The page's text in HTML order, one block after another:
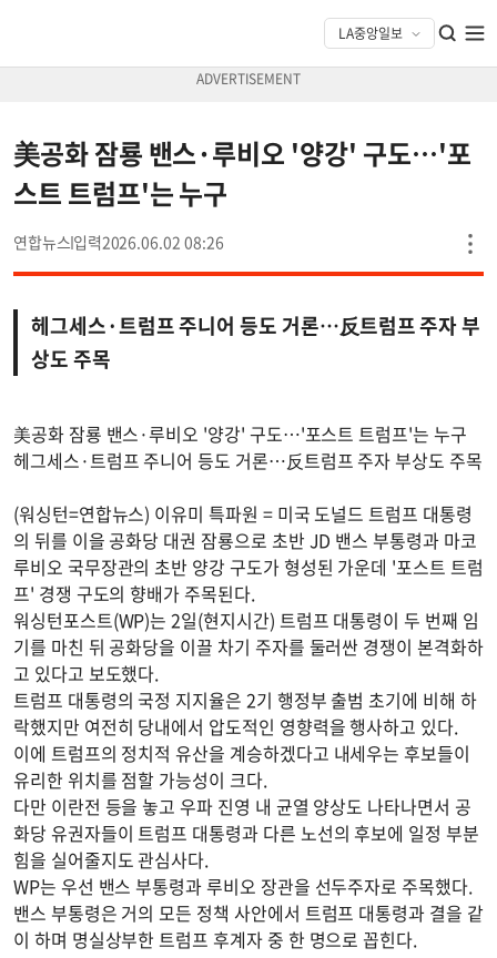
美공화 잠룡 밴스·루비오 '양강' 구도…'포
스트 트럼프'는 누구
연합뉴스 2026.06.02 08:26
헤그세스·트럼프 주니어 등도 거론…反트럼프 주자 부
상도 주목
美공화 잠룡 밴스·루비오 '양강' 구도…'포스트 트럼프'는 누구
헤그세스·트럼프 주니어 등도 거론…反트럼프 주자 부상도 주목
(워싱턴=연합뉴스) 이유미 특파원 = 미국 도널드 트럼프 대통령
의 뒤를 이을 공화당 대권 잠룡으로 초반 JD 밴스 부통령과 마코
루비오 국무장관의 초반 양강 구도가 형성된 가운데 '포스트 트럼
프' 경쟁 구도의 향배가 주목된다.
워싱턴포스트(WP)는 2일(현지시간) 트럼프 대통령이 두 번째 임
기를 마친 뒤 공화당을 이끌 차기 주자를 둘러싼 경쟁이 본격화하
고 있다고 보도했다.
트럼프 대통령의 국정 지지율은 2기 행정부 출범 초기에 비해 하
락했지만 여전히 당내에서 압도적인 영향력을 행사하고 있다.
이에 트럼프의 정치적 유산을 계승하겠다고 내세우는 후보들이
유리한 위치를 점할 가능성이 크다.
다만 이란전 등을 놓고 우파 진영 내 균열 양상도 나타나면서 공
화당 유권자들이 트럼프 대통령과 다른 노선의 후보에 일정 부분
힘을 실어줄지도 관심사다.
WP는 우선 밴스 부통령과 루비오 장관을 선두주자로 주목했다.
밴스 부통령은 거의 모든 정책 사안에서 트럼프 대통령과 결을 같
이 하며 명실상부한 트럼프 후계자 중 한 명으로 꼽힌다.